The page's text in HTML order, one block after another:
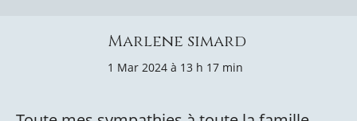
Marlene simard
1 Mar 2024 à 13 h 17 min